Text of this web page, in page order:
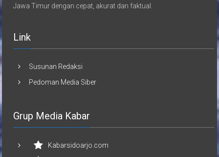
Jawa Timur dengan cepat, akurat dan faktual.
Link
Susunan Redaksi
Pedoman Media Siber
Grup Media Kabar
Kabarsidoarjo.com